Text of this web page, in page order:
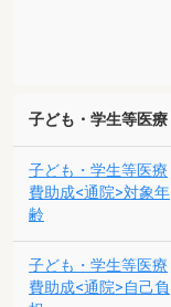
子ども・学生等医療
子ども・学生等医療
費助成<通院>対象年
齢
子ども・学生等医療
費助成<通院>自己負